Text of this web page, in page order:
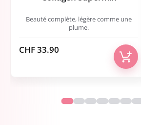
Beauté complète, légère comme une
plume.
CHF33.90